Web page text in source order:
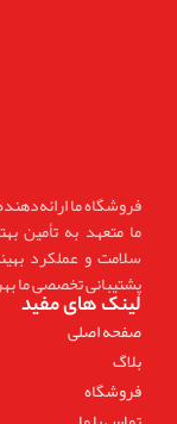
فروشگاه ما
ما متعهد به تأمین
سلامت و عملکرد
پشتیبانی تخصصی ما
لینک های مفید
صفحه اصلی
بلاگ
فروشگاه